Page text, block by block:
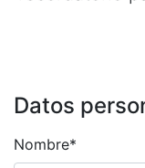
Datos
Nombre*